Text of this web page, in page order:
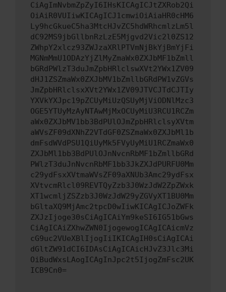
CiAgImNvbmZpZyI6IHsKICAgICJtZXRob2Qi
OiAiR0VUIiwKICAgICJ1cmwiOiAiaHR0cHM6
Ly9hcGkueC5ha3MtcHJvZC5hdWRhcmlzLm5l
dC92MS9jbGllbnRzLzE5Mjgvd2Vic2l0ZS12
ZWhpY2xlcz93ZWJzaXRlPTVmNjBkYjBmYjFi
MGNmMmU1ODAzYjZlMyZmaWx0ZXJbMF1bZmll
bGRdPWlzT3duJmZpbHRlclswXVt2YWx1ZV09
dHJ1ZSZmaWx0ZXJbMV1bZmllbGRdPW1vZGVs
JmZpbHRlclsxXVt2YWx1ZV09JTVCJTdCJTIy
YXVkYXJpc19pZCUyMiUzQSUyMjViODNlMzc3
OGE5YTUyMzAyNTAwMjMxOCUyMiU3RCU1RCZm
aWx0ZXJbMV1bb3BdPUlOJmZpbHRlclsyXVtm
aWVsZF09dXNhZ2VTdGF0ZSZmaWx0ZXJbMl1b
dmFsdWVdPSU1QiUyMk5FVyUyMiU1RCZmaWx0
ZXJbMl1bb3BdPUlOJnNvcnRbMF1bZmllbGRd
PWlzT3duJnNvcnRbMF1bb3JkZXJdPURFU0Mm
c29ydFsxXVtmaWVsZF09aXNUb3Amc29ydFsx
XVtvcmRlcl09REVTQyZzb3J0WzJdW2ZpZWxk
XT1wcmljZSZzb3J0WzJdW29yZGVyXT1BU0Mm
bGltaXQ9MjAmc2tpcD0wIiwKICAgICJoZWFk
ZXJzIjoge30sCiAgICAiYm9keSI6IG51bGws
CiAgICAiZXhwZWN0IjogewogICAgICAicmVz
cG9uc2VUeXBlIjogIiIKICAgIH0sCiAgICAi
dGltZW91dCI6IDAsCiAgICAicHJvZ3Jlc3Mi
OiBudWxsLAogICAgInJpc2t5IjogZmFsc2UK
ICB9Cn0=